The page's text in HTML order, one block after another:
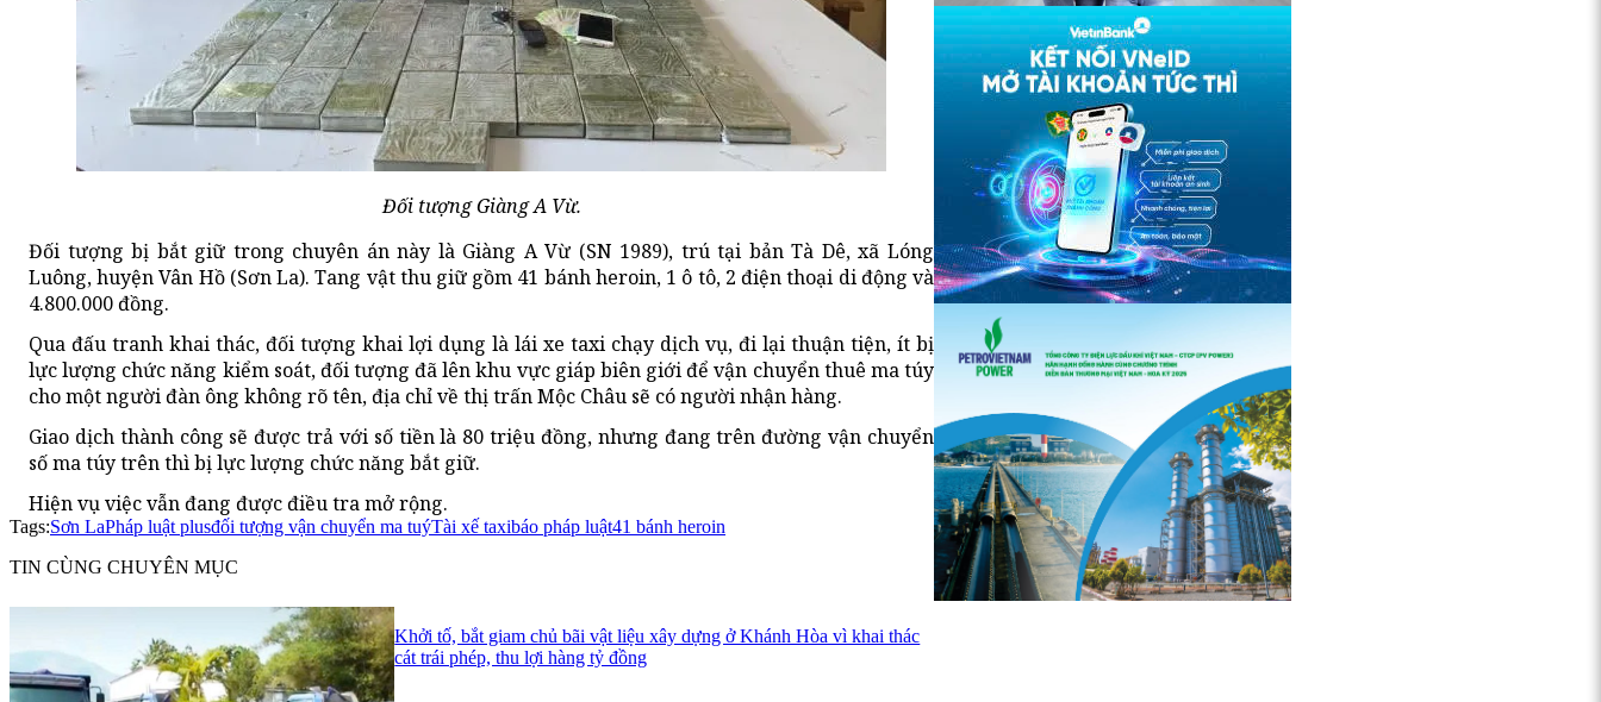
Đối tượng Giàng A Vừ.
Đối tượng bị bắt giữ trong chuyên án này là Giàng A Vừ (SN 1989), trú tại bản Tà Dê, xã Lóng
Luông, huyện Vân Hồ (Sơn La). Tang vật thu giữ gồm 41 bánh heroin, 1 ô tô, 2 điện thoại di động và
4.800.000 đồng.
Qua đấu tranh khai thác, đối tượng khai lợi dụng là lái xe taxi chạy dịch vụ, đi lại thuận tiện, ít bị
lực lượng chức năng kiểm soát, đối tượng đã lên khu vực giáp biên giới để vận chuyển thuê ma túy
cho một người đàn ông không rõ tên, địa chỉ về thị trấn Mộc Châu sẽ có người nhận hàng.
Giao dịch thành công sẽ được trả với số tiền là 80 triệu đồng, nhưng đang trên đường vận chuyển
số ma túy trên thì bị lực lượng chức năng bắt giữ.
Hiện vụ việc vẫn đang được điều tra mở rộng.
Tags:Sơn LaPháp luật plusđối tượng vận chuyển ma tuýTài xế taxibáo pháp luật41 bánh heroin
TIN CÙNG CHUYÊN MỤC
Khởi tố, bắt giam chủ bãi vật liệu xây dựng ở Khánh Hòa vì khai thác
cát trái phép, thu lợi hàng tỷ đồng